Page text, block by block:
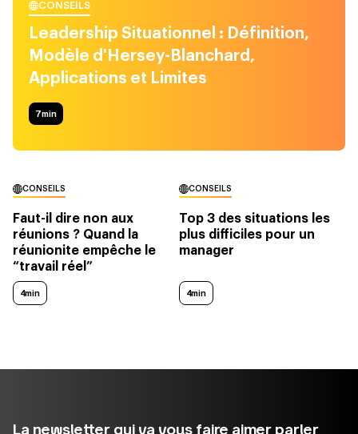
CONSEILS
Leadership Situationnel : Définition,
Modèle d'Hersey-Blanchard,
Applications et Limites
7min
CONSEILS
Faut-il dire non aux
réunions ? Quand la
réunionite empêche le
“travail réel”
4min
CONSEILS
Top 3 des situations les
plus difficiles pour un
manager
4min
La newsletter qui va vous faire aimer parler